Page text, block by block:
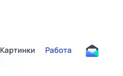
Картинки Работа